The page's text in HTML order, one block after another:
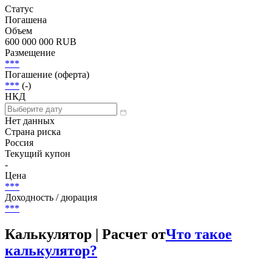
Статус
Погашена
Объем
600 000 000 RUB
Размещение
***
Погашение (оферта)
*** (-)
НКД
Нет данных
Страна риска
Россия
Текущий купон
-
Цена
***
Доходность / дюрация
***
Калькулятор | Расчет отЧто такое
калькулятор?